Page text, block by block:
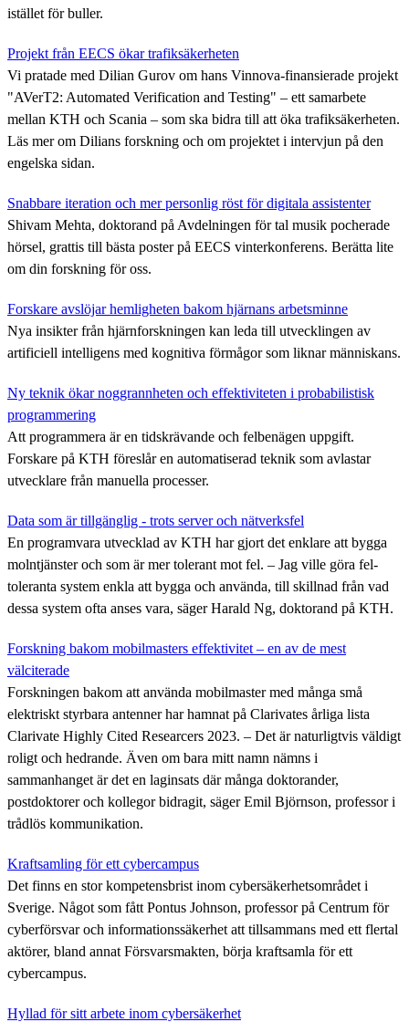
istället för buller.
Projekt från EECS ökar trafiksäkerheten
Vi pratade med Dilian Gurov om hans Vinnova-finansierade projekt
"AVerT2: Automated Verification and Testing" – ett samarbete
mellan KTH och Scania – som ska bidra till att öka trafiksäkerheten.
Läs mer om Dilians forskning och om projektet i intervjun på den
engelska sidan.
Snabbare iteration och mer personlig röst för digitala assistenter
Shivam Mehta, doktorand på Avdelningen för tal musik pocherade
hörsel, grattis till bästa poster på EECS vinterkonferens. Berätta lite
om din forskning för oss.
Forskare avslöjar hemligheten bakom hjärnans arbetsminne
Nya insikter från hjärnforskningen kan leda till utvecklingen av
artificiell intelligens med kognitiva förmågor som liknar människans.
Ny teknik ökar noggrannheten och effektiviteten i probabilistisk
programmering
Att programmera är en tidskrävande och felbenägen uppgift.
Forskare på KTH föreslår en automatiserad teknik som avlastar
utvecklare från manuella processer.
Data som är tillgänglig - trots server och nätverksfel
En programvara utvecklad av KTH har gjort det enklare att bygga
molntjänster och som är mer tolerant mot fel. – Jag ville göra fel-
toleranta system enkla att bygga och använda, till skillnad från vad
dessa system ofta anses vara, säger Harald Ng, doktorand på KTH.
Forskning bakom mobilmasters effektivitet – en av de mest
välciterade
Forskningen bakom att använda mobilmaster med många små
elektriskt styrbara antenner har hamnat på Clarivates årliga lista
Clarivate Highly Cited Researcers 2023. – Det är naturligtvis väldigt
roligt och hedrande. Även om bara mitt namn nämns i
sammanhanget är det en laginsats där många doktorander,
postdoktorer och kollegor bidragit, säger Emil Björnson, professor i
trådlös kommunikation.
Kraftsamling för ett cybercampus
Det finns en stor kompetensbrist inom cybersäkerhetsområdet i
Sverige. Något som fått Pontus Johnson, professor på Centrum för
cyberförsvar och informationssäkerhet att tillsammans med ett flertal
aktörer, bland annat Försvarsmakten, börja kraftsamla för ett
cybercampus.
Hyllad för sitt arbete inom cybersäkerhet